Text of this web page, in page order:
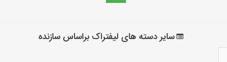
سایر دسته های لیفتراک براساس سازنده